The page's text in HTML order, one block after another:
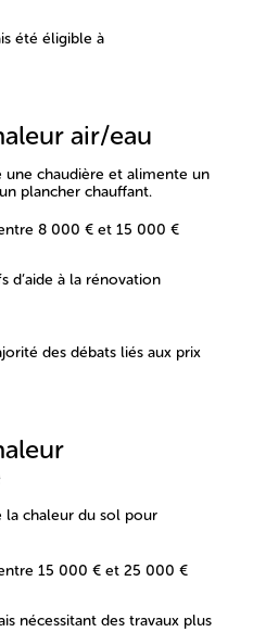
été éligible à
air/eau
une chaudière et alimente un
plancher chauffant.
8 000 € et 15 000 €
d’aide à la rénovation
des débats liés aux prix
chaleur du sol pour
15 000 € et 25 000 €
nécessitant des travaux plus